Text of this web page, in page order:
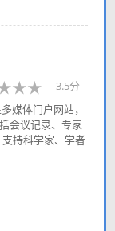
3.5分
媒体门户网站，
会议记录、专家
持科学家、学者